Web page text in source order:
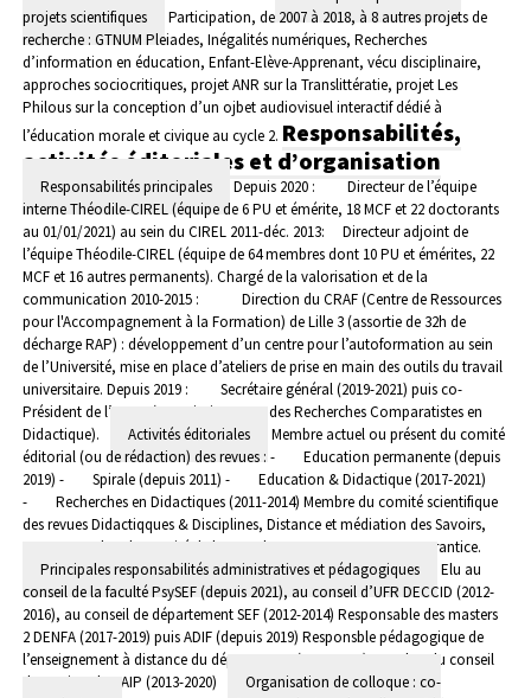
projets scientifiques
Participation, de 2007 à 2018, à 8 autres projets de
recherche : GTNUM Pleiades, Inégalités numériques, Recherches
d’information en éducation, Enfant-Elève-Apprenant, vécu disciplinaire,
approches sociocritiques, projet ANR sur la Translittératie, projet Les
Philous sur la conception d’un ojbet audiovisuel interactif dédié à
l’éducation morale et civique au cycle 2. Responsabilités,
activités éditoriales et d’organisation
Responsabilités principales
Depuis 2020 : Directeur de l’équipe
interne Théodile-CIREL (équipe de 6 PU et émérite, 18 MCF et 22 doctorants
au 01/01/2021) au sein du CIREL 2011-déc. 2013: Directeur adjoint de
l’équipe Théodile-CIREL (équipe de 64 membres dont 10 PU et émérites, 22
MCF et 16 autres permanents). Chargé de la valorisation et de la
communication 2010-2015 : Direction du CRAF (Centre de Ressources
pour l'Accompagnement à la Formation) de Lille 3 (assortie de 32h de
décharge RAP) : développement d’un centre pour l’autoformation au sein
de l’Université, mise en place d’ateliers de prise en main des outils du travail
universitaire. Depuis 2019 : Secrétaire général (2019-2021) puis co-
Président de l’ARCD (Association pour des Recherches Comparatistes en
Didactique).
Activités éditoriales
Membre actuel ou présent du comité
éditorial (ou de rédaction) des revues : - Education permanente (depuis
2019) - Spirale (depuis 2011) - Education & Didactique (2017-2021)
- Recherches en Didactiques (2011-2014) Membre du comité scientifique
des revues Didactiqques & Disciplines, Distance et médiation des Savoirs,
Membre du comité de lecture des revues STICEF, RESET, Frantice.
Principales responsabilités administratives et pédagogiques
Elu au
conseil de la faculté PsySEF (depuis 2021), au conseil d’UFR DECCID (2012-
2016), au conseil de département SEF (2012-2014) Responsable des masters
2 DENFA (2017-2019) puis ADIF (depuis 2019) Responsble pédagogique de
l’enseignement à distance du département (2009-2013).
Membre du conseil
de gestion du BAIP (2013-2020)
Organisation de colloque : co-